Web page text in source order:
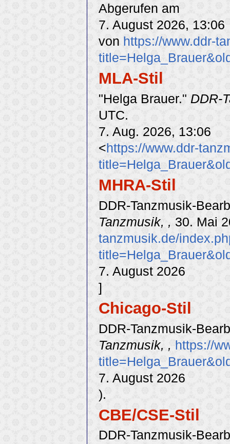
Abgerufen am
7. August 2026, 13:06
von https://www.ddr-
MLA-Stil
"Helga Brauer." DDR-
UTC.
7. Aug. 2026, 13:06
<https://www.ddr-
MHRA-Stil
DDR-Tanzmusik-
Tanzmusik, , 30. Mai
tanzmusik.de/
7. August 2026
]
Chicago-Stil
DDR-Tanzmusik-
Tanzmusik, , https://
7. August 2026
).
CBE/CSE-Stil
DDR-Tanzmusik-